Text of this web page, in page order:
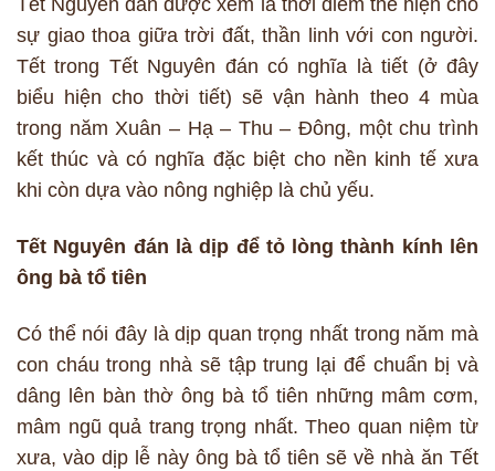
Tết Nguyên đán được xem là thời điểm thể hiện cho
sự giao thoa giữa trời đất, thần linh với con người.
Tết trong Tết Nguyên đán có nghĩa là tiết (ở đây
biểu hiện cho thời tiết) sẽ vận hành theo 4 mùa
trong năm Xuân – Hạ – Thu – Đông, một chu trình
kết thúc và có nghĩa đặc biệt cho nền kinh tế xưa
khi còn dựa vào nông nghiệp là chủ yếu.
Tết Nguyên đán là dịp để tỏ lòng thành kính lên
ông bà tổ tiên
Có thể nói đây là dịp quan trọng nhất trong năm mà
con cháu trong nhà sẽ tập trung lại để chuẩn bị và
dâng lên bàn thờ ông bà tổ tiên những mâm cơm,
mâm ngũ quả trang trọng nhất. Theo quan niệm từ
xưa, vào dịp lễ này ông bà tổ tiên sẽ về nhà ăn Tết